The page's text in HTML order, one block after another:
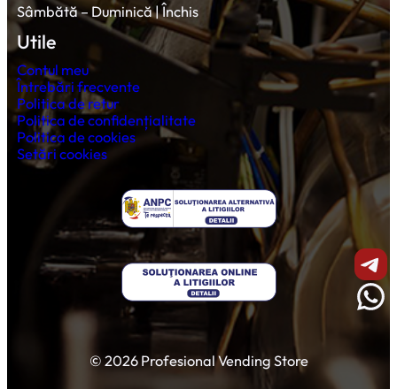
Sâmbătă – Duminică | Închis
Utile
Contul meu
Întrebări frecvente
Politica de retur
Politica de confidențialitate
Politica de cookies
Setări cookies
© 2026 Profesional Vending Store